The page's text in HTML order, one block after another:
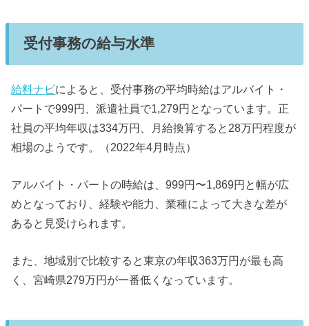
受付事務の給与水準
給料ナビによると、受付事務の平均時給はアルバイト・
パートで999円、派遣社員で1,279円となっています。正
社員の平均年収は334万円、月給換算すると28万円程度が
相場のようです。（2022年4月時点）
アルバイト・パートの時給は、999円〜1,869円と幅が広
めとなっており、経験や能力、業種によって大きな差が
あると見受けられます。
また、地域別で比較すると東京の年収363万円が最も高
く、宮崎県279万円が一番低くなっています。